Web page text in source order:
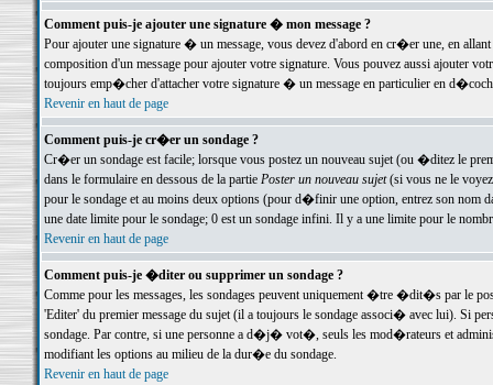
Comment puis-je ajouter une signature � mon message ?
Pour ajouter une signature � un message, vous devez d'abord en cr�er une, en
composition d'un message pour ajouter votre signature. Vous pouvez aussi ajouter
toujours emp�cher d'attacher votre signature � un message en particulier en
Revenir en haut de page
Comment puis-je cr�er un sondage ?
Cr�er un sondage est facile; lorsque vous postez un nouveau sujet (ou �ditez le
dans le formulaire en dessous de la partie Poster un nouveau sujet(si vous ne le voyez
pour le sondage et au moins deux options (pour d�finir une option, entrez son nom
une date limite pour le sondage; 0 est un sondage infini. Il y a une limite pour le
Revenir en haut de page
Comment puis-je �diter ou supprimer un sondage ?
Comme pour les messages, les sondages peuvent uniquement �tre �dit�s par le
'Editer' du premier message du sujet (il a toujours le sondage associ� avec lui). Si
sondage. Par contre, si une personne a d�j� vot�, seuls les mod�rateurs et
modifiant les options au milieu de la dur�e du sondage.
Revenir en haut de page